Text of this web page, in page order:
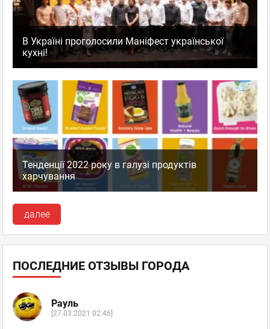
В Україні проголосили Маніфест української
кухні!
Тенденції 2022 року в галузі продуктів
харчування
далее
ПОСЛЕДНИЕ ОТЗЫВЫ ГОРОДА
Рауль
[27.03.2021 02:46]